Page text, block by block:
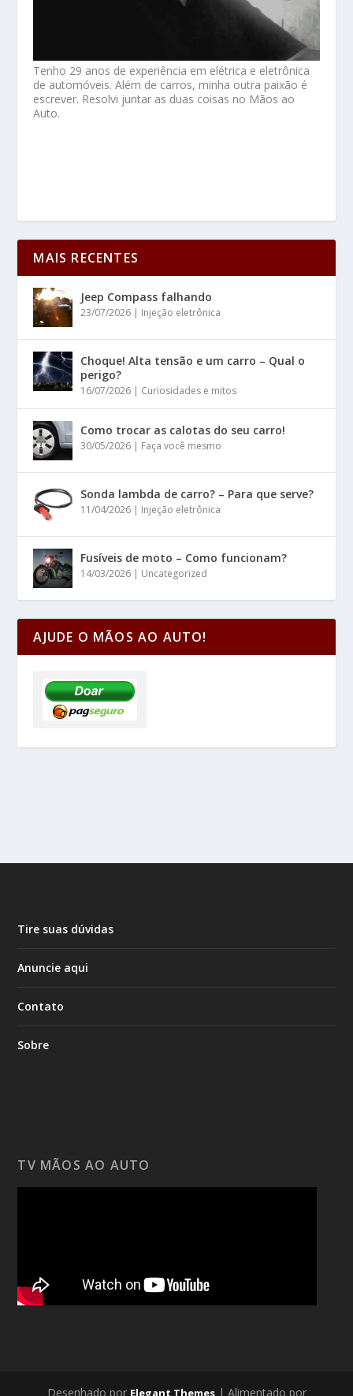
Tenho 29 anos de experiência em elétrica e eletrônica
de automóveis. Além de carros, minha outra paixão é
escrever. Resolvi juntar as duas coisas no Mãos ao
Auto.
MAIS RECENTES
Jeep Compass falhando
23/07/2026 | Injeção eletrônica
Choque! Alta tensão e um carro – Qual o
perigo?
16/07/2026 | Curiosidades e mitos
Como trocar as calotas do seu carro!
30/05/2026 | Faça você mesmo
Sonda lambda de carro? – Para que serve?
11/04/2026 | Injeção eletrônica
Fusíveis de moto – Como funcionam?
14/03/2026 | Uncategorized
AJUDE O MÃOS AO AUTO!
Tire suas dúvidas
Anuncie aqui
Contato
Sobre
TV MÃOS AO AUTO
Desenhado por Elegant Themes| Alimentado por